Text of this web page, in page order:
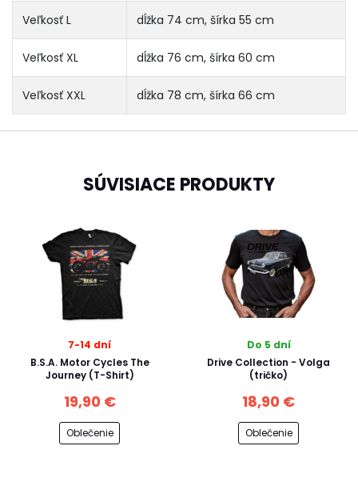
Veľkosť L dĺžka 74 cm, šírka 55 cm
Veľkosť XL dĺžka 76 cm, šírka 60 cm
Veľkosť XXL dĺžka 78 cm, šírka 66 cm
SÚVISIACE PRODUKTY
7-14 dní
B.S.A. Motor Cycles The
Journey (T-Shirt)
19,90 €
Oblečenie
Do 5 dní
Drive Collection - Volga
(tričko)
18,90 €
Oblečenie